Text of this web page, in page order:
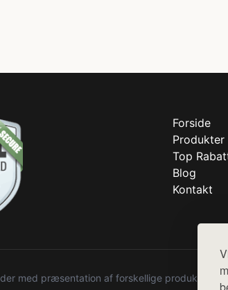
Forside
Produkter
Top
Blog
Kontakt
med præsentation af forskellige produkter